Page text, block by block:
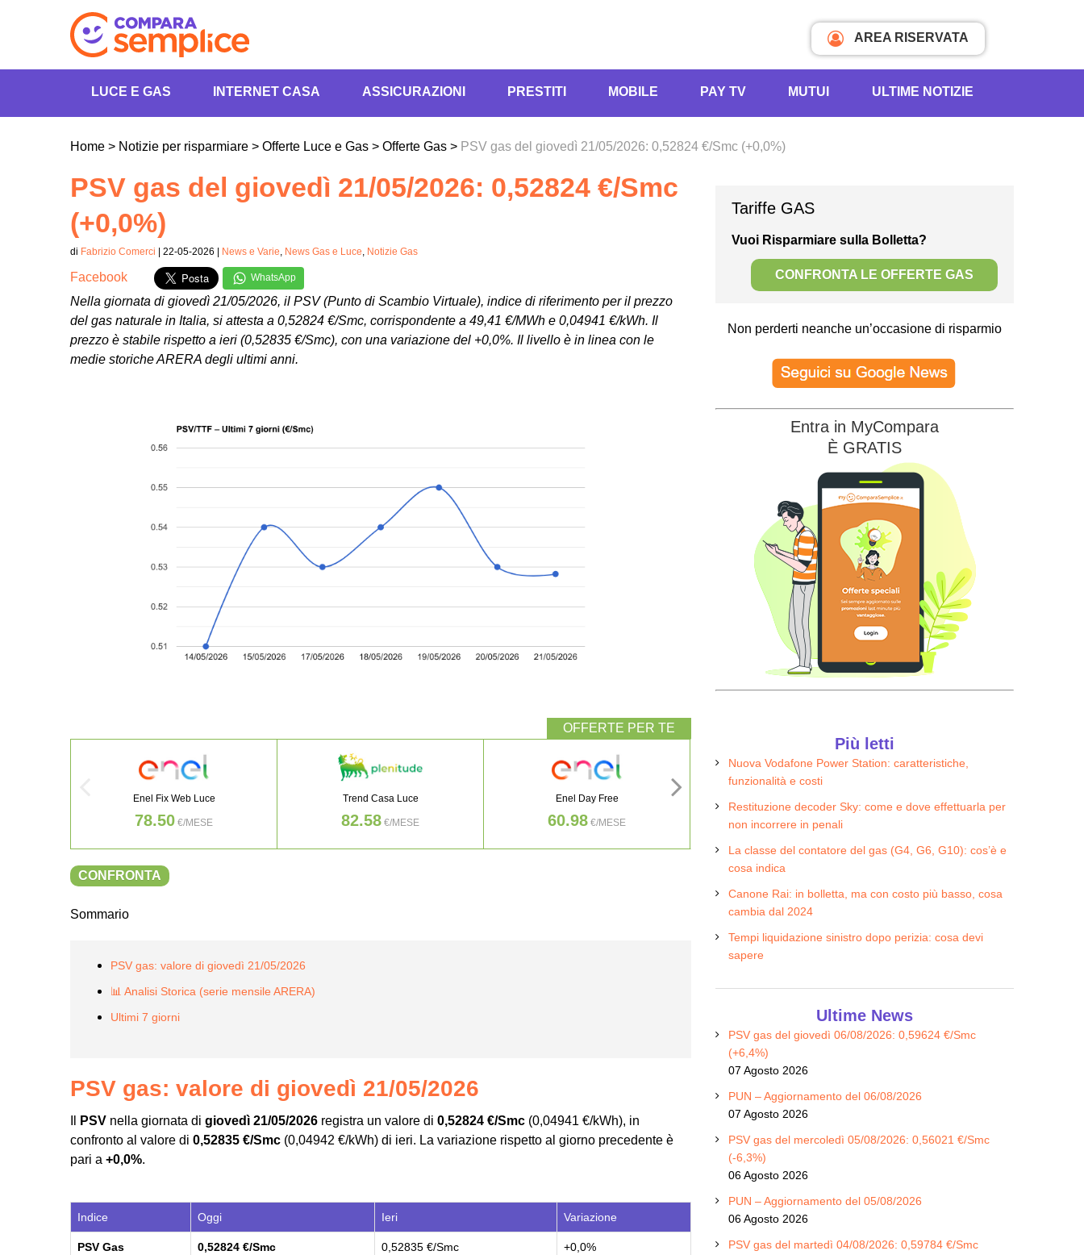
AREA RISERVATA
LUCE E GAS INTERNET CASA ASSICURAZIONI PRESTITI MOBILE PAY TV MUTUI ULTIME NOTIZIE
Home > Notizie per risparmiare > Offerte Luce e Gas > Offerte Gas > PSV gas del giovedì 21/05/2026: 0,52824 €/Smc (+0,0%)
PSV gas del giovedì 21/05/2026: 0,52824 €/Smc
(+0,0%)
di Fabrizio Comerci | 22-05-2026 | News e Varie, News Gas e Luce, Notizie Gas
Facebook WhatsApp
Nella giornata di giovedì 21/05/2026, il PSV (Punto di Scambio Virtuale), indice di riferimento per il prezzo
del gas naturale in Italia, si attesta a 0,52824 €/Smc, corrispondente a 49,41 €/MWh e 0,04941 €/kWh. Il
prezzo è stabile rispetto a ieri (0,52835 €/Smc), con una variazione del +0,0%. Il livello è in linea con le
medie storiche ARERA degli ultimi anni.
Enel Fix Web Luce
78.50 €/MESE
Trend Casa Luce
82.58 €/MESE
Enel Day Free
60.98 €/MESE 62.68€/MESE
CONFRONTA
Sommario
PSV gas: valore di giovedì 21/05/2026
📊 Analisi Storica (serie mensile ARERA)
Ultimi 7 giorni
PSV gas: valore di giovedì 21/05/2026
PSV nella giornata di giovedì 21/05/2026 registra un valore di 0,52824 €/Smc (0,04941 €/kWh), in
confronto al valore di 0,52835 €/Smc (0,04942 €/kWh) di ieri. La variazione rispetto al giorno precedente è
pari a +0,0%.
Indice Oggi Ieri Variazione
PSV Gas 0,52824 €/Smc 0,52835 €/Smc +0,0%
Tariffe GAS
Vuoi Risparmiare sulla Bolletta?
CONFRONTA LE OFFERTE GAS
Non perderti neanche un’occasione di risparmio
Entra in MyCompara
È GRATIS
Più letti
Nuova Vodafone Power Station: caratteristiche,
funzionalità e costi
Restituzione decoder Sky: come e dove effettuarla per
non incorrere in penali
La classe del contatore del gas (G4, G6, G10): cos’è e
cosa indica
Canone Rai: in bolletta, ma con costo più basso, cosa
cambia dal 2024
Tempi liquidazione sinistro dopo perizia: cosa devi
sapere
Ultime News
PSV gas del giovedì 06/08/2026: 0,59624 €/Smc
(+6,4%)
07 Agosto 2026
PUN – Aggiornamento del 06/08/2026
07 Agosto 2026
PSV gas del mercoledì 05/08/2026: 0,56021 €/Smc
(-6,3%)
06 Agosto 2026
PUN – Aggiornamento del 05/08/2026
06 Agosto 2026
PSV gas del martedì 04/08/2026: 0,59784 €/Smc